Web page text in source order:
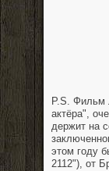
P.S. Фильм
актёра",
держит на
этом году
2112"), от